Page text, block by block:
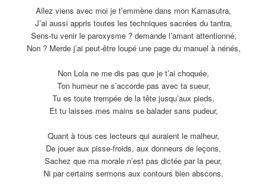
Allez viens avec moi je t’emmène dans mon Kamasutra,
J’ai aussi appris toutes les techniques sacrées du tantra,
Sens-tu venir le paroxysme ? demande l’amant attentionné,
Non ? Merde j’ai peut-être loupé une page du manuel à nénés,
Non Lola ne me dis pas que je t’ai choquée,
Ton humeur ne s’accorde pas avec ta sueur,
Tu es toute trempée de la tête jusqu’aux pieds,
Et tu laisses mes mains se balader sans pudeur,
Quant à tous ces lecteurs qui auraient le malheur,
De jouer aux pisse-froids, aux donneurs de leçons,
Sachez que ma morale n’est pas dictée par la peur,
Ni par certains sermons aux contours bien abscons,